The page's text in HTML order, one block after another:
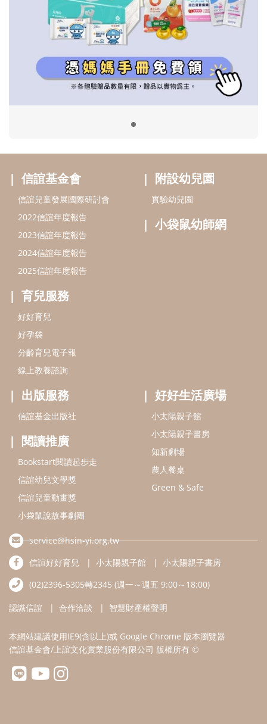
信誼基金會
2022信誼年度報告
2023信誼年度報告
2024信誼年度報告
好孕袋
分齡育兒電子報
線上教養諮詢
附設幼兒園
小袋鼠幼師網
出版服務
信誼基金出版社
閱讀推廣
Bookstart閱讀起步走
信誼幼兒文學獎
信誼兒童動畫獎
小袋鼠說故事劇團
service@hsin-yi.org.tw
信誼好好育兒
小太陽親子書房
(02)2396-5305轉2345 (週一～週五 9:00～18:00)
認識信誼 合作洽談 智慧財產權聲明
本網站建議使用IE9(含以上)或 Google Chrome 版本瀏覽器
信誼基金會/上誼文化實業股份有限公司 版權所有 ©